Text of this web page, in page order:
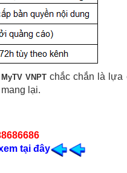
MyTV VNPT chắc chắn là lựa
lại.
tại đây